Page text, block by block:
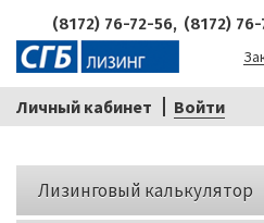
(8172) 76-72-56, (8172)
Личный кабинет Войти
Кнопки
слева
Лизинговый калькулятор